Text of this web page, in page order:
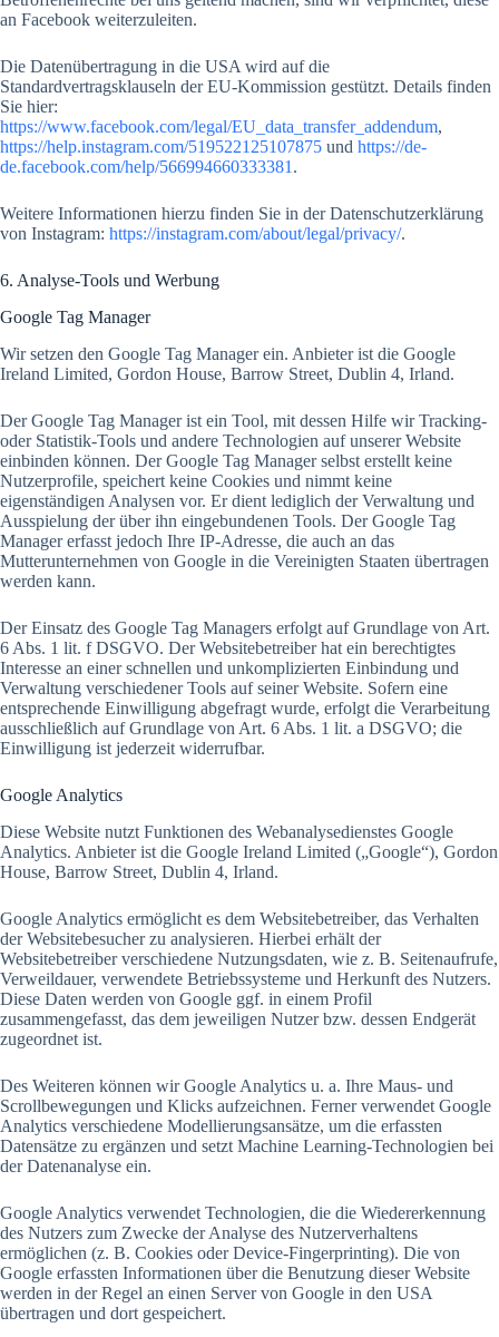
an Facebook weiterzuleiten.
Die Datenübertragung in die USA wird auf die
Standardvertragsklauseln der EU-Kommission gestützt. Details finden
Sie hier:
https://www.facebook.com/legal/EU_data_transfer_addendum,
https://help.instagram.com/519522125107875 und https://de-
de.facebook.com/help/566994660333381 .
Weitere Informationen hierzu finden Sie in der Datenschutzerklärung
von Instagram: https://instagram.com/about/legal/privacy/.
6. Analyse-Tools und Werbung
Google Tag Manager
Wir setzen den Google Tag Manager ein. Anbieter ist die Google
Ireland Limited, Gordon House, Barrow Street, Dublin 4, Irland.
Der Google Tag Manager ist ein Tool, mit dessen Hilfe wir Tracking-
oder Statistik-Tools und andere Technologien auf unserer Website
einbinden können. Der Google Tag Manager selbst erstellt keine
Nutzerprofile, speichert keine Cookies und nimmt keine
eigenständigen Analysen vor. Er dient lediglich der Verwaltung und
Ausspielung der über ihn eingebundenen Tools. Der Google Tag
Manager erfasst jedoch Ihre IP-Adresse, die auch an das
Mutterunternehmen von Google in die Vereinigten Staaten übertragen
werden kann.
Der Einsatz des Google Tag Managers erfolgt auf Grundlage von Art.
6 Abs. 1 lit. f DSGVO. Der Websitebetreiber hat ein berechtigtes
Interesse an einer schnellen und unkomplizierten Einbindung und
Verwaltung verschiedener Tools auf seiner Website. Sofern eine
entsprechende Einwilligung abgefragt wurde, erfolgt die Verarbeitung
ausschließlich auf Grundlage von Art. 6 Abs. 1 lit. a DSGVO; die
Einwilligung ist jederzeit widerrufbar.
Google Analytics
Diese Website nutzt Funktionen des Webanalysedienstes Google
Analytics. Anbieter ist die Google Ireland Limited („Google“), Gordon
House, Barrow Street, Dublin 4, Irland.
Google Analytics ermöglicht es dem Websitebetreiber, das Verhalten
der Websitebesucher zu analysieren. Hierbei erhält der
Websitebetreiber verschiedene Nutzungsdaten, wie z. B. Seitenaufrufe,
Verweildauer, verwendete Betriebssysteme und Herkunft des Nutzers.
Diese Daten werden von Google ggf. in einem Profil
zusammengefasst, das dem jeweiligen Nutzer bzw. dessen Endgerät
zugeordnet ist.
Des Weiteren können wir Google Analytics u. a. Ihre Maus- und
Scrollbewegungen und Klicks aufzeichnen. Ferner verwendet Google
Analytics verschiedene Modellierungsansätze, um die erfassten
Datensätze zu ergänzen und setzt Machine Learning-Technologien bei
der Datenanalyse ein.
Google Analytics verwendet Technologien, die die Wiedererkennung
des Nutzers zum Zwecke der Analyse des Nutzerverhaltens
ermöglichen (z. B. Cookies oder Device-Fingerprinting). Die von
Google erfassten Informationen über die Benutzung dieser Website
werden in der Regel an einen Server von Google in den USA
übertragen und dort gespeichert.